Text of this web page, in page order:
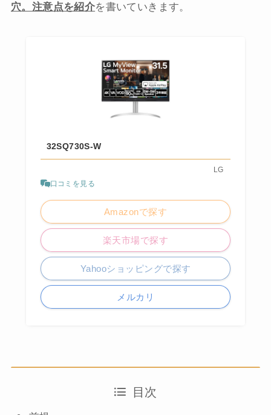
穴。注意点を紹介を書いていきます。
32SQ730S-W
LG
口コミを見る
Amazonで探す
楽天市場で探す
Yahooショッピングで探す
メルカリ
目次